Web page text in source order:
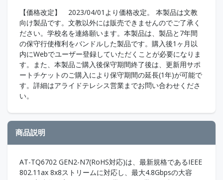
【価格改定】 2023/04/01より価格改定。 本製品は文教
向け製品です。文教以外には販売できませんのでご了承く
ださい。学校名を連絡願います。本製品は、製品と7年間
の保守行使権利をバンドルした製品です。購入後1ヶ月以
内にWebでユーザー登録していただくことが必要になりま
す。また、本製品ご購入後保守期間終了後は、更新用サポ
ートチケットのご購入により保守期間の延長(1年)が可能で
す。詳細はアライドテレシス営業までお問い合わせくださ
い。
商品説明
AT-TQ6702 GEN2-N7(RoHS対応)は、最新規格であるIEEE
802.11ax 8x8ストリームに対応し、最大4.8Gbpsの大容